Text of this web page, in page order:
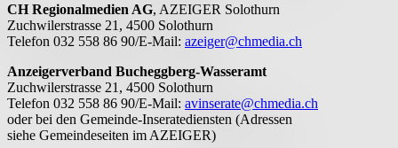
CH Regionalmedien AG, AZEIGER Solothurn
Zuchwilerstrasse 21, 4500 Solothurn
Telefon 032 558 86 90/E-Mail: azeiger@chmedia.ch
Anzeigerverband Bucheggberg-Wasseramt
Zuchwilerstrasse 21, 4500 Solothurn
Telefon 032 558 86 90/E-Mail: avinserate@chmedia.ch
oder bei den Gemeinde-Inseratediensten (Adressen
siehe Gemeindeseiten im AZEIGER)